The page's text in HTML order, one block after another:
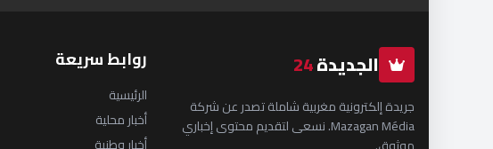
الجديدة24
جريدة إلكترونية مغربية شاملة تصدر عن شركة
Mazagan Média. نسعى لتقديم محتوى إخباري
روابط سريعة
الرئيسية
أخبار محلية